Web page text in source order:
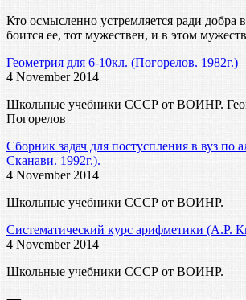
Кто осмысленно устремляется ради добра
боится ее, тот мужествен, и в этом
Геометрия для 6-10кл. (Погорелов. 1982г.)
4 November 2014
Школьные учебники СССР от ВОИНР.
Погорелов
Сборник задач для постуспления в вуз по
Сканави. 1992г.).
4 November 2014
Школьные учебники СССР от ВОИНР.
Систематический курс арифметики (А.Р.
4 November 2014
Школьные учебники СССР от ВОИНР.